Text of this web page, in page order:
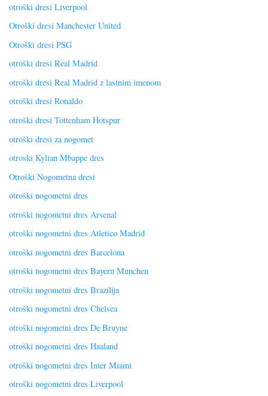
otroški dresi Liverpool
Otroški dresi Manchester United
Otroški dresi PSG
otroški dresi Real Madrid
otroški dresi Real Madrid z lastnim imenom
otroški dresi Ronaldo
otroški dresi Tottenham Hotspur
otroški dresi za nogomet
otroski Kylian Mbappe dres
Otroški Nogometna dresi
otroški nogometni dres
otroški nogometni dres Arsenal
otroški nogometni dres Atletico Madrid
otroški nogometni dres Barcelona
otroški nogometni dres Bayern Munchen
otroški nogometni dres Brazilija
otroški nogometni dres Chelsea
otroški nogometni dres De Bruyne
otroški nogometni dres Haaland
otroški nogometni dres Inter Miami
otroški nogometni dres Liverpool